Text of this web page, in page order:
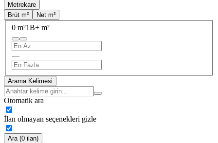
Metrekare
Brüt m²
Net m²
0 m²1B+ m²
—
Arama Kelimesi
Otomatik ara
İlan olmayan seçenekleri gizle
Ara (0 ilan)